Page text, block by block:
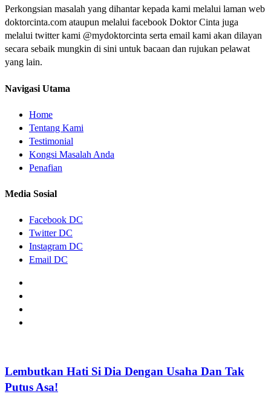
Perkongsian masalah yang dihantar kepada kami melalui laman web
doktorcinta.com ataupun melalui facebook Doktor Cinta juga
melalui twitter kami @mydoktorcinta serta email kami akan dilayan
secara sebaik mungkin di sini untuk bacaan dan rujukan pelawat
yang lain.
Navigasi Utama
Home
Tentang Kami
Testimonial
Kongsi Masalah Anda
Penafian
Media Sosial
Facebook DC
Twitter DC
Instagram DC
Email DC
Lembutkan Hati Si Dia Dengan Usaha Dan Tak
Putus Asa!